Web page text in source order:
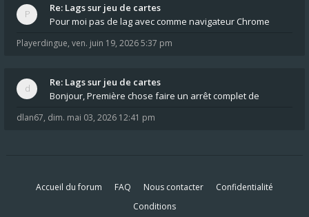
Re: Lags sur jeu de cartes
Pour moi pas de lag avec comme navigateur Chrome
Playerdingue, ven. juin 19, 2026 5:37 pm
Re: Lags sur jeu de cartes
Bonjour, Première chose faire un arrêt complet de
dlan67, dim. mai 03, 2026 12:41 pm
Accueil du forum FAQ Nous contacter
Confidentialité
Conditions